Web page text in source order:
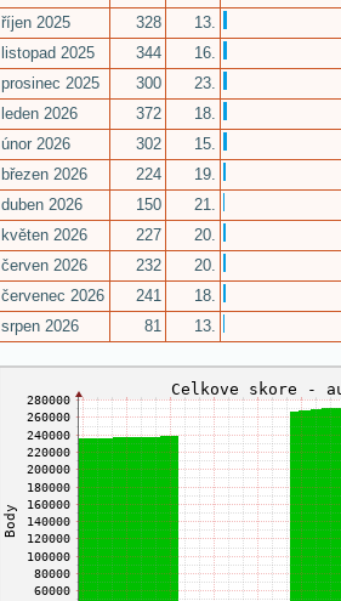
říjen 2025
328
13.
listopad 2025
344
16.
prosinec 2025
300
23.
leden 2026
372
18.
únor 2026
302
15.
březen 2026
224
19.
duben 2026
150
21.
květen 2026
227
20.
červen 2026
232
20.
červenec 2026
241
18.
srpen 2026
81 13.